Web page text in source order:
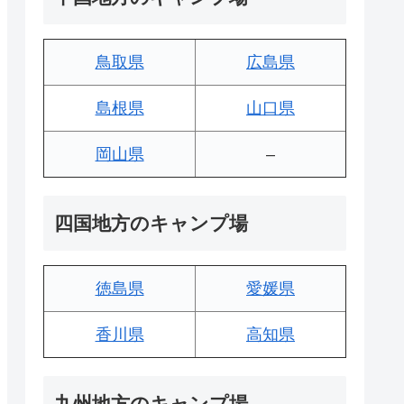
鳥取県 広島県
島根県 山口県
岡山県 –
四国地方のキャンプ場
徳島県 愛媛県
香川県 高知県